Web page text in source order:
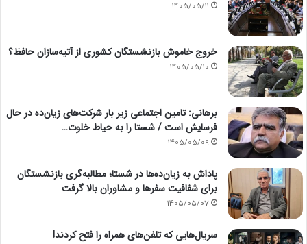
1405/05/11
خروج خاموش بازنشستگان کشوری از آتیه‌سازان حافظ؟
1405/05/10
برهانی: تامین اجتماعی زیر بار شرکت‌های زیان‌ده در حال
فرسایش است / شستا را به حیاط خلوت…
1405/05/09
پاداش به زیان‌ده‌ها در شستا؛ مطالبه‌گری بازنشستگان
برای شفافیت سفرها و مشاوران بالا گرفت
1405/05/07
سریال‌هایی که تلفن‌های همراه را فتح کردند!